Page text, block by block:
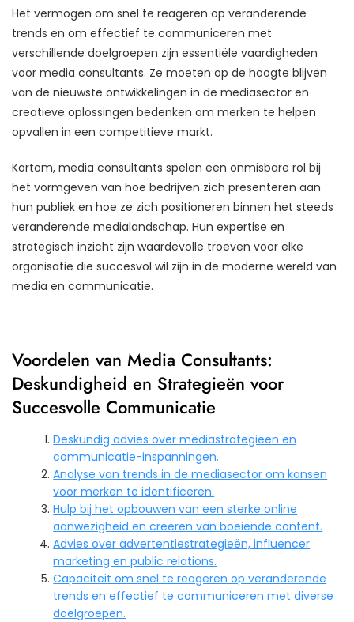
Het vermogen om snel te reageren op veranderende
trends en om effectief te communiceren met
verschillende doelgroepen zijn essentiële vaardigheden
voor media consultants. Ze moeten op de hoogte blijven
van de nieuwste ontwikkelingen in de mediasector en
creatieve oplossingen bedenken om merken te helpen
opvallen in een competitieve markt.
Kortom, media consultants spelen een onmisbare rol bij
het vormgeven van hoe bedrijven zich presenteren aan
hun publiek en hoe ze zich positioneren binnen het steeds
veranderende medialandschap. Hun expertise en
strategisch inzicht zijn waardevolle troeven voor elke
organisatie die succesvol wil zijn in de moderne wereld van
media en communicatie.
Voordelen van Media Consultants:
Deskundigheid en Strategieën voor
Succesvolle Communicatie
Deskundig advies over mediastrategieën en
communicatie-inspanningen.
Analyse van trends in de mediasector om kansen
voor merken te identificeren.
Hulp bij het opbouwen van een sterke online
aanwezigheid en creëren van boeiende content.
Advies over advertentiestrategieën, influencer
marketing en public relations.
Capaciteit om snel te reageren op veranderende
trends en effectief te communiceren met diverse
doelgroepen.